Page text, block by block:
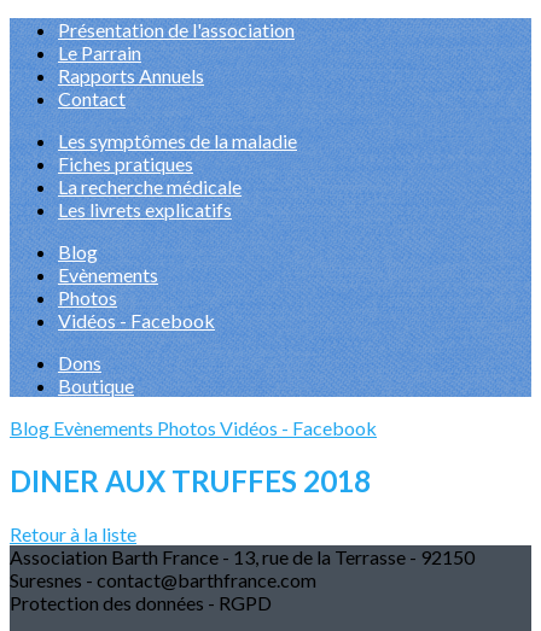
Présentation de l'association
Le Parrain
Rapports Annuels
Contact
Les symptômes de la maladie
Fiches pratiques
La recherche médicale
Les livrets explicatifs
Blog
Evènements
Photos
Vidéos - Facebook
Dons
Boutique
Blog Evènements Photos Vidéos - Facebook
DINER AUX TRUFFES 2018
Retour à la liste
Association Barth France - 13, rue de la Terrasse - 92150
Suresnes - contact@barthfrance.com
Protection des données - RGPD